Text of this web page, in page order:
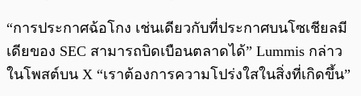
“การประกาศฉ้อโกง เช่นเดียวกับที่ประกาศบนโซเชียลมี
เดียของ SEC สามารถบิดเบือนตลาดได้” Lummis กล่าว
ในโพสต์บน X “เราต้องการความโปร่งใสในสิ่งที่เกิดขึ้น”